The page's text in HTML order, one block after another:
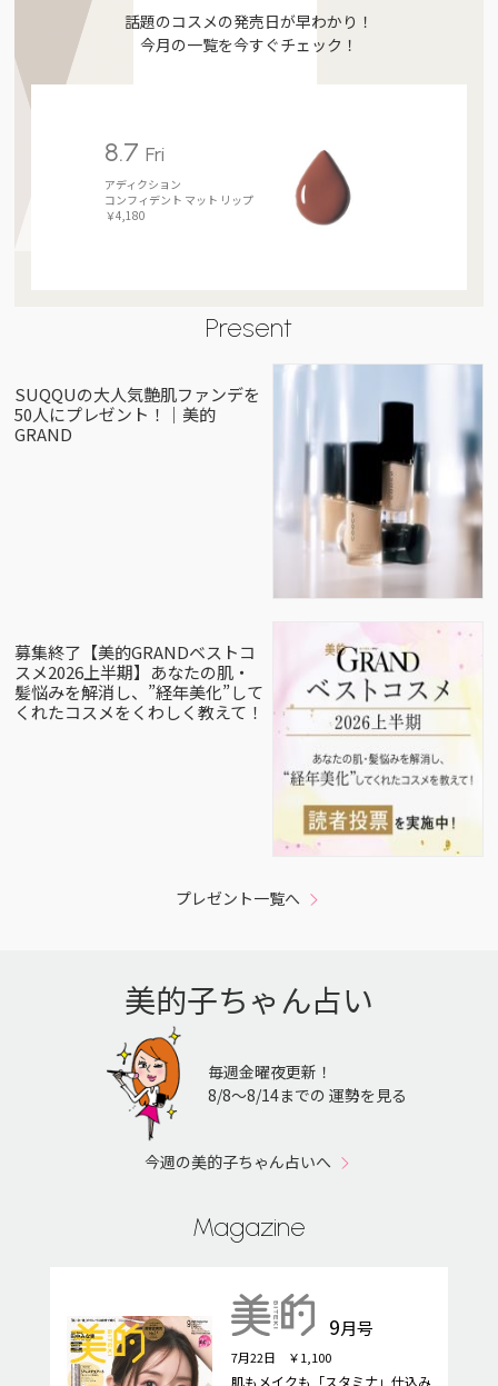
話題のコスメの発売日が早わかり！
今月の一覧を今すぐチェック！
8.7Fri
アディクション
コンフィデント マット リップ
￥4,180
Present
SUQQUの大人気艶肌ファンデを
50人にプレゼント！｜美的
GRAND
募集終了【美的GRANDベストコ
スメ2026上半期】あなたの肌・
髪悩みを解消し、”経年美化”して
くれたコスメをくわしく教えて！
プレゼント一覧へ
美的子ちゃん占い
毎週金曜夜更新！
8/8〜8/14までの 運勢を見る
今週の美的子ちゃん占いへ
Magazine
9月号
7月22日 ￥1,100
肌もメイクも「スタミナ」仕込み